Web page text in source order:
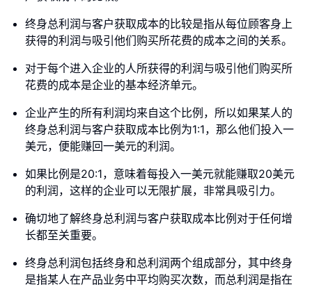
终身总利润与客户获取成本的比较是指从每位顾客身上
获得的利润与吸引他们购买所花费的成本之间的关系。
对于每个进入企业的人所获得的利润与吸引他们购买所
花费的成本是企业的基本经济单元。
企业产生的所有利润均来自这个比例，所以如果某人的
终身总利润与客户获取成本比例为1:1，那么他们投入一
美元，便能赚回一美元的利润。
如果比例是20:1，意味着每投入一美元就能赚取20美元
的利润，这样的企业可以无限扩展，非常具吸引力。
确切地了解终身总利润与客户获取成本比例对于任何增
长都至关重要。
终身总利润包括终身和总利润两个组成部分，其中终身
是指某人在产品业务中平均购买次数，而总利润是指在